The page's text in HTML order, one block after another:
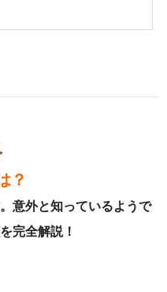
？
意外と知っているようで
完全解説！